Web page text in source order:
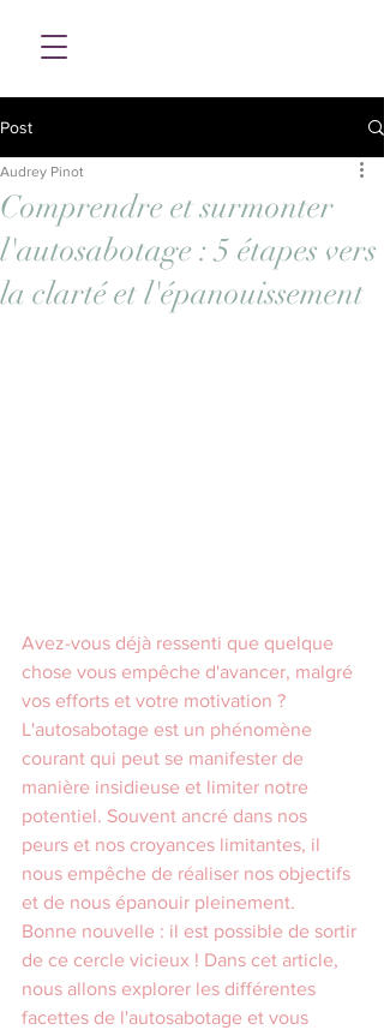
Post
Comprendre et surmonter
l'autosabotage : 5 étapes vers
la clarté et l'épanouissement
Audrey Pinot
Avez-vous déjà ressenti que quelque
chose vous empêche d'avancer, malgré
vos efforts et votre motivation ?
L'autosabotage est un phénomène
courant qui peut se manifester de
manière insidieuse et limiter notre
potentiel. Souvent ancré dans nos
peurs et nos croyances limitantes, il
nous empêche de réaliser nos objectifs
et de nous épanouir pleinement.
Bonne nouvelle : il est possible de sortir
de ce cercle vicieux ! Dans cet article,
nous allons explorer les différentes
facettes de l'autosabotage et vous